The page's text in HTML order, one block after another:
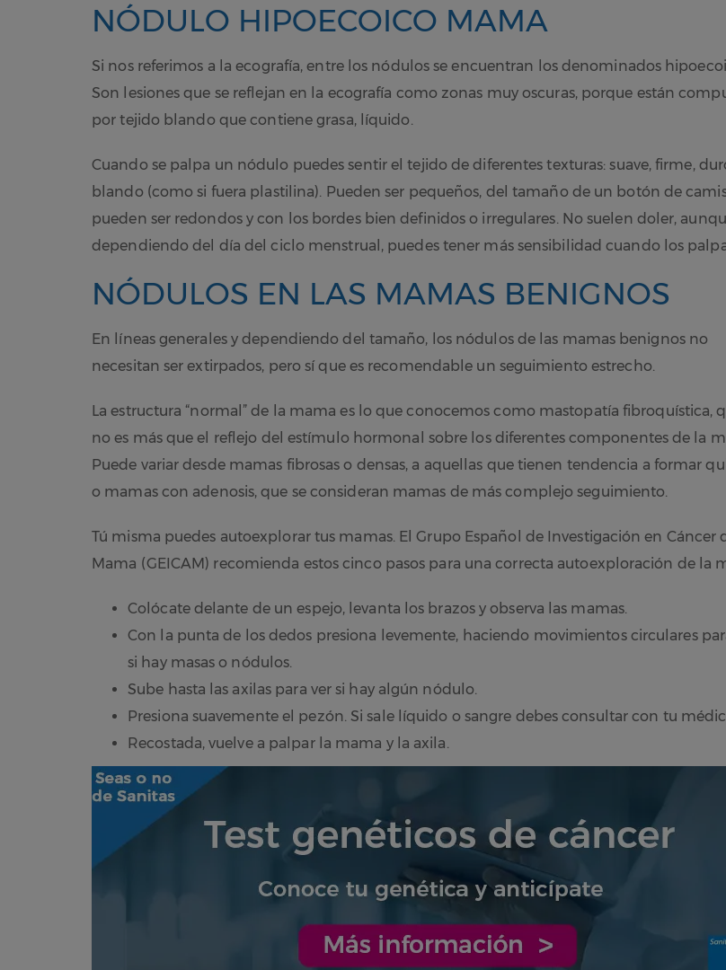
NÓDULO HIPOECOICO MAMA
Si nos referimos a la ecografía, entre los nódulos se encuentran los denominados
Son lesiones que se reflejan en la ecografía como zonas muy oscuras, porque están
por tejido blando que contiene grasa, líquido.
Cuando se palpa un nódulo puedes sentir el tejido de diferentes texturas: suave, firme,
blando (como si fuera plastilina). Pueden ser pequeños, del tamaño de un botón de
pueden ser redondos y con los bordes bien definidos o irregulares. No suelen doler,
dependiendo del día del ciclo menstrual, puedes tener más sensibilidad cuando los
NÓDULOS EN LAS MAMAS BENIGNOS
En líneas generales y dependiendo del tamaño, los nódulos de las mamas benignos no
necesitan ser extirpados, pero sí que es recomendable un seguimiento estrecho.
La estructura “normal” de la mama es lo que conocemos como mastopatía fibroquística,
no es más que el reflejo del estímulo hormonal sobre los diferentes componentes de la
Puede variar desde mamas fibrosas o densas, a aquellas que tienen tendencia a formar
o mamas con adenosis, que se consideran mamas de más complejo seguimiento.
Tú misma puedes autoexplorar tus mamas. El Grupo Español de Investigación en Cáncer
Mama (GEICAM) recomienda estos cinco pasos para una correcta autoexploración de la
Colócate delante de un espejo, levanta los brazos y observa las mamas.
Con la punta de los dedos presiona levemente, haciendo movimientos circulares
si hay masas o nódulos.
Sube hasta las axilas para ver si hay algún nódulo.
Presiona suavemente el pezón. Si sale líquido o sangre debes consultar con tu
Recostada, vuelve a palpar la mama y la axila.